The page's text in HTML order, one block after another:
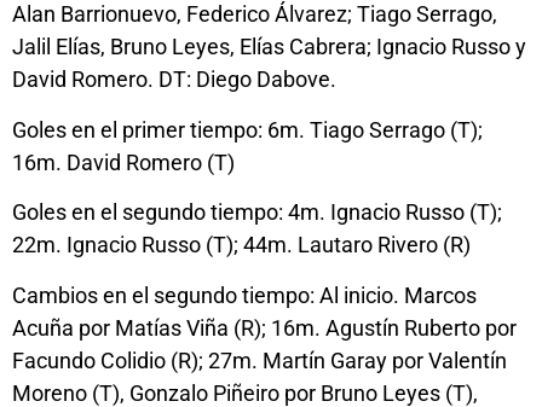
Alan Barrionuevo, Federico Álvarez; Tiago Serrago,
Jalil Elías, Bruno Leyes, Elías Cabrera; Ignacio Russo y
David Romero. DT: Diego Dabove.
Goles en el primer tiempo: 6m. Tiago Serrago (T);
16m. David Romero (T)
Goles en el segundo tiempo: 4m. Ignacio Russo (T);
22m. Ignacio Russo (T); 44m. Lautaro Rivero (R)
Cambios en el segundo tiempo: Al inicio. Marcos
Acuña por Matías Viña (R); 16m. Agustín Ruberto por
Facundo Colidio (R); 27m. Martín Garay por Valentín
Moreno (T), Gonzalo Piñeiro por Bruno Leyes (T),